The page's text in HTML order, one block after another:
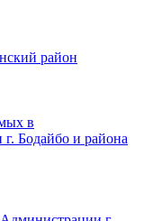
район
в
Бодайбо и района